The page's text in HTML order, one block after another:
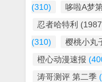
(310)
哆啦A梦
忍者哈特利
(310)
樱桃小丸
橙心动漫速报
涛哥测评 第二季